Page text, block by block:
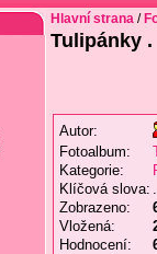
Hlavní strana /
Tulipánky .
Autor:
Fotoalbum:
Kategorie:
Klíčová slova:
Zobrazeno:
Vložená:
Hodnocení: